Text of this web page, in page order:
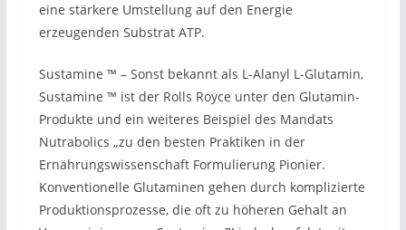
eine stärkere Umstellung auf den Energie
erzeugenden Substrat ATP.
Sustamine ™ – Sonst bekannt als L-Alanyl L-Glutamin,
Sustamine ™ ist der Rolls Royce unter den Glutamin-
Produkte und ein weiteres Beispiel des Mandats
Nutrabolics „zu den besten Praktiken in der
Ernährungswissenschaft Formulierung Pionier.
Konventionelle Glutaminen gehen durch komplizierte
Produktionsprozesse, die oft zu höheren Gehalt an